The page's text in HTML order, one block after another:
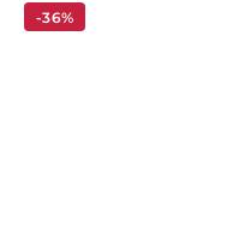
-36%